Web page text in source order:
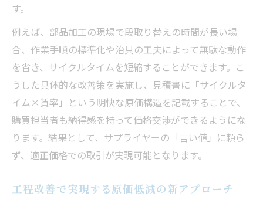
す。
例えば、部品加工の現場で段取り替えの時間が長い場
合、作業手順の標準化や治具の工夫によって無駄な動作
を省き、サイクルタイムを短縮することができます。こ
うした具体的な改善策を実施し、見積書に「サイクルタ
イム×賃率」という明快な原価構造を記載することで、
購買担当者も納得感を持って価格交渉ができるようにな
ります。結果として、サプライヤーの「言い値」に頼ら
ず、適正価格での取引が実現可能となります。
工程改善で実現する原価低減の新アプローチ